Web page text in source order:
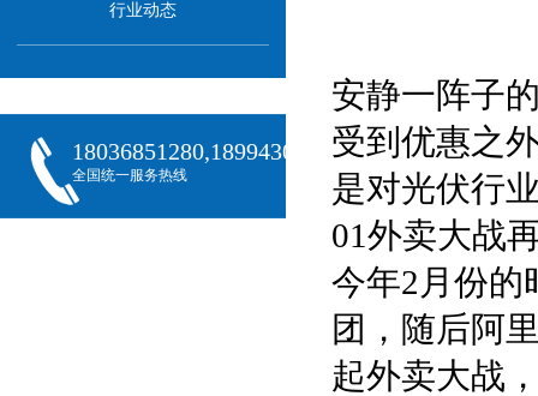
行业动态
18036851280,18994301288,18068407382
全国统一服务热线
安静一阵子
受到优惠之
是对光伏行
01外卖大战
今年2月份的
团，随后阿
起外卖大战